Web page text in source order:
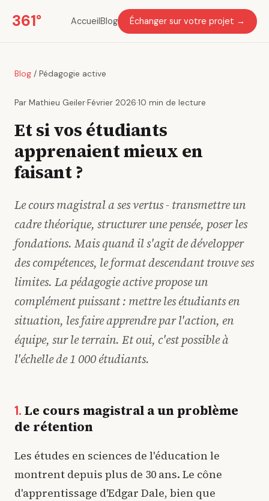
361° AccueilBlog Échanger sur votre projet →
Blog / Pédagogie active
Par Mathieu Geiler·Février 2026·10 min de lecture
Et si vos étudiants
apprenaient mieux en
faisant ?
Le cours magistral a ses vertus - transmettre un
cadre théorique, structurer une pensée, poser les
fondations. Mais quand il s'agit de développer
des compétences, le format descendant trouve ses
limites. La pédagogie active propose un
complément puissant : mettre les étudiants en
situation, les faire apprendre par l'action, en
équipe, sur le terrain. Et oui, c'est possible à
l'échelle de 1 000 étudiants.
1. Le cours magistral a un problème
de rétention
Les études en sciences de l'éducation le
montrent depuis plus de 30 ans. Le cône
d'apprentissage d'Edgar Dale, bien que